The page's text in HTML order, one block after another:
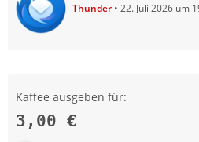
Thunder 22. Juli 2026 um
Kaffee ausgeben für:
3,00 €